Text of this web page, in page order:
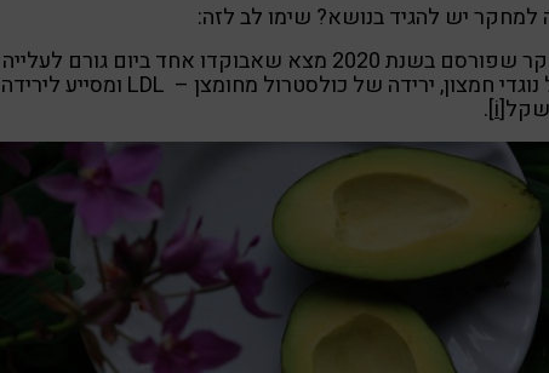
למחקר יש להגיד בנושא? שימו לב לזה:
מחקר שפורסם בשנת 2020 מצא שאבוקדו אחד ביום גורם לעלייה
של נוגדי חמצון, ירידה של כולסטרול מחומצן – LDL ומסייע לירידה
[i]
.